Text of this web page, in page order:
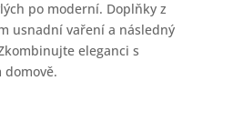
po moderní. Doplňky z
usnadní vaření a následný
eleganci s
domově.